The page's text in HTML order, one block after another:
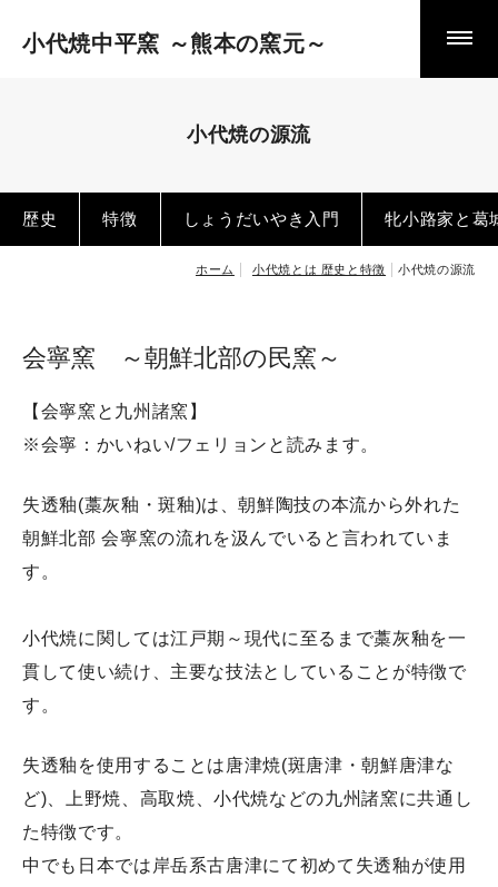
小代焼中平窯 ～熊本の窯元～
小代焼の源流
歴史 特徴 しょうだいやき入門 牝小路家と葛
ホーム 小代焼とは 歴史と特徴 小代焼の源流
スタッフ＆こだわり
やきもの日記 ～とある窯元の主張～
中平窯の作品・ pottery works
食器
立体作品
小代焼とは 歴史と特徴
歴史
特徴
しょうだいやき入門
瀬上窯
小代焼の源流
小代焼 窯元の会
展示場
中平窯ギャラリー
登り窯
会寧窯 ～朝鮮北部の民窯～
【会寧窯と九州諸窯】
※会寧：かいねい/フェリョンと読みます。
失透釉(藁灰釉・斑釉)は、朝鮮陶技の本流から外れた
朝鮮北部 会寧窯の流れを汲んでいると言われていま
す。
小代焼に関しては江戸期～現代に至るまで藁灰釉を一
貫して使い続け、主要な技法としていることが特徴で
す。
失透釉を使用することは唐津焼(斑唐津・朝鮮唐津な
ど)、上野焼、高取焼、小代焼などの九州諸窯に共通し
た特徴です。
中でも日本では岸岳系古唐津にて初めて失透釉が使用